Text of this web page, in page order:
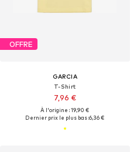
OFFRE
GARCIA
T-Shirt
7,96 €
À l'origine : 19,90 €
Dernier prix le plus bas :6,36 €